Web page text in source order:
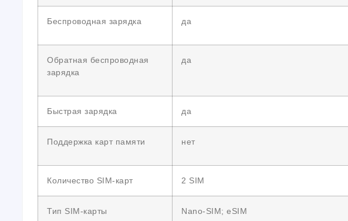
Беспроводная зарядка да
Обратная беспроводная
зарядка
да
Быстрая зарядка да
Поддержка карт памяти нет
Количество SIM-карт 2 SIM
Тип SIM-карты Nano-SIM; eSIM